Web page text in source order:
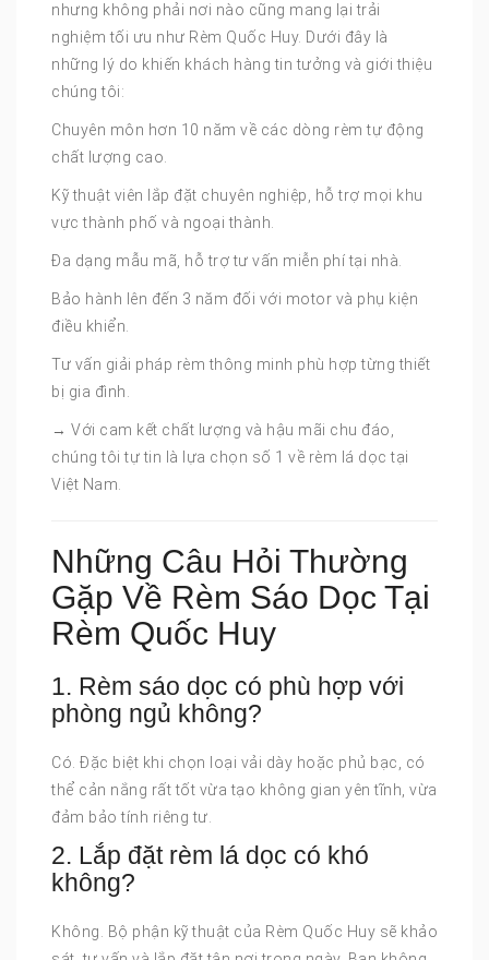
nhưng không phải nơi nào cũng mang lại trải
nghiệm tối ưu như Rèm Quốc Huy. Dưới đây là
những lý do khiến khách hàng tin tưởng và giới thiệu
chúng tôi:
Chuyên môn hơn 10 năm về các dòng rèm tự động
chất lượng cao.
Kỹ thuật viên lắp đặt chuyên nghiệp, hỗ trợ mọi khu
vực thành phố và ngoại thành.
Đa dạng mẫu mã, hỗ trợ tư vấn miễn phí tại nhà.
Bảo hành lên đến 3 năm đối với motor và phụ kiện
điều khiển.
Tư vấn giải pháp rèm thông minh phù hợp từng thiết
bị gia đình.
→ Với cam kết chất lượng và hậu mãi chu đáo,
chúng tôi tự tin là lựa chọn số 1 về rèm lá dọc tại
Việt Nam.
Những Câu Hỏi Thường
Gặp Về Rèm Sáo Dọc Tại
Rèm Quốc Huy
1. Rèm sáo dọc có phù hợp với
phòng ngủ không?
Có. Đặc biệt khi chọn loại vải dày hoặc phủ bạc, có
thể cản nắng rất tốt vừa tạo không gian yên tĩnh, vừa
đảm bảo tính riêng tư.
2. Lắp đặt rèm lá dọc có khó
không?
Không. Bộ phận kỹ thuật của Rèm Quốc Huy sẽ khảo